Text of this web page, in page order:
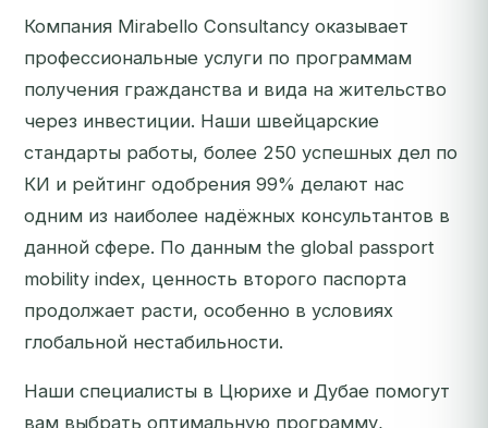
Компания Mirabello Consultancy оказывает
профессиональные услуги по программам
получения гражданства и вида на жительство
через инвестиции. Наши швейцарские
стандарты работы, более 250 успешных дел по
КИ и рейтинг одобрения 99% делают нас
одним из наиболее надёжных консультантов в
данной сфере. По данным the global passport
mobility index, ценность второго паспорта
продолжает расти, особенно в условиях
глобальной нестабильности.
Наши специалисты в Цюрихе и Дубае помогут
вам выбрать оптимальную программу,